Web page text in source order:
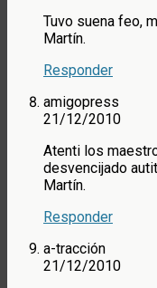
Tuvo suena feo,
Martín.
Responder
amigopress
21/12/2010
Atenti los
desvencijado
Martín.
Responder
a-tracción
21/12/2010